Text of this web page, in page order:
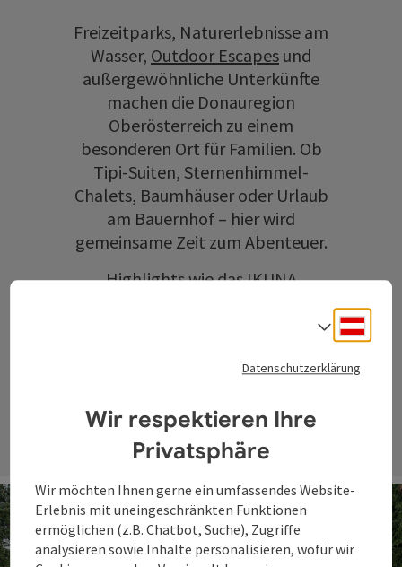
Freizeitparks, Naturerlebnisse am
Wasser, Outdoor Escapes und
außergewöhnliche Unterkünfte
machen die Donauregion
Oberösterreich zu einem
besonderen Ort für Familien. Ob
Tipi-Suiten, Sternenhimmel-
Chalets, Baumhäuser oder Urlaub
am Bauernhof – hier wird
gemeinsame Zeit zum Abenteuer.
Highlights wie dasIKUNA
Datenschutzerklärung
Wir respektieren Ihre
Privatsphäre
Wir möchten Ihnen gerne ein umfassendes Website-
Erlebnis mit uneingeschränkten Funktionen
ermöglichen (z.B. Chatbot, Suche), Zugriffe
analysieren sowie Inhalte personalisieren, wofür wir